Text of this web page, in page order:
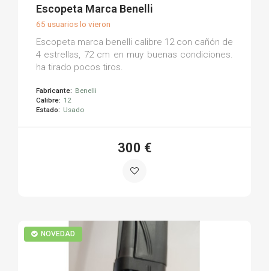
Escopeta Marca Benelli
65 usuarios lo vieron
Escopeta marca benelli calibre 12 con cañón de
4 estrellas, 72 cm en muy buenas condiciones.
ha tirado pocos tiros.
Fabricante: Benelli
Calibre: 12
Estado: Usado
300 €
NOVEDAD